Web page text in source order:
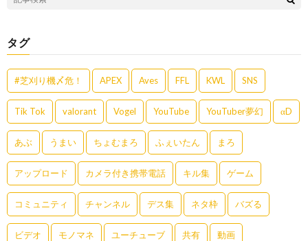
タグ
#芝刈り機〆危！ APEX Aves FFL KWL SNS
Tik Tok valorant Vogel YouTube YouTuber夢幻 αD
あぶ うまい ちょむまろ ふぇいたん まろ
アップロード カメラ付き携帯電話 キル集 ゲーム
コミュニティ チャンネル デス集 ネタ枠 バズる
ビデオ モノマネ ユーチューブ 共有 動画